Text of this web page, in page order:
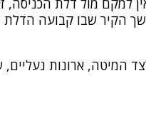
למקם מול דלת הכניסה,
הקיר שבו קבועה הדלת
המיטה, ארונות נעליים,